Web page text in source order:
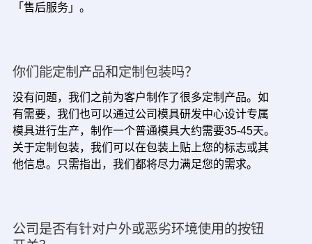
「售后服务」。
你们能定制产品和定制包装吗？
没有问题，我们之前为客户制作了很多定制产品。如
有需要，我们也可以通过公司模具研发中心设计专属
模具进行生产，制作一个普通模具大约需要35-45天。
关于定制包装，我们可以在包装上贴上您的标志或其
他信息。只需指出，我们都将尽力满足您的需求。
公司是否有针对户外或恶劣环境使用的按钮